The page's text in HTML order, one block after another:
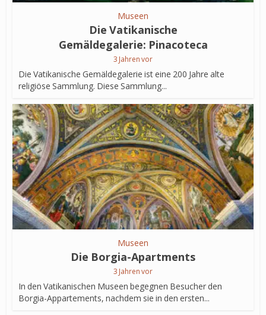
Museen
Die Vatikanische
Gemäldegalerie: Pinacoteca
3 Jahren vor
Die Vatikanische Gemäldegalerie ist eine 200 Jahre alte
religiöse Sammlung. Diese Sammlung...
Museen
Die Borgia-Apartments
3 Jahren vor
In den Vatikanischen Museen begegnen Besucher den
Borgia-Appartements, nachdem sie in den ersten...